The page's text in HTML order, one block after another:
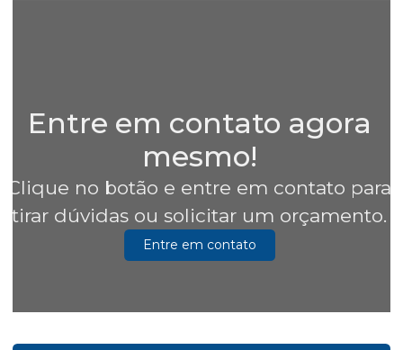
Entre em contato agora
mesmo!
Clique no botão e entre em contato para
tirar dúvidas ou solicitar um orçamento.
Entre em contato